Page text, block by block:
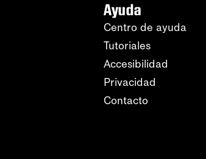
Ayuda
Centro de ayuda
Tutoriales
Accesibilidad
Privacidad
Contacto